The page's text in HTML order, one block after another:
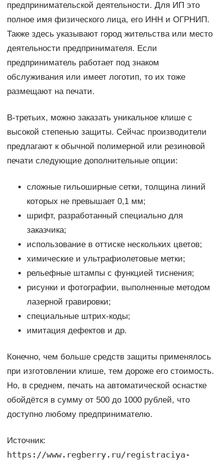
предпринимательской деятельности. Для ИП это
полное имя физического лица, его ИНН и ОГРНИП.
Также здесь указывают город жительства или место
деятельности предпринимателя. Если
предприниматель работает под знаком
обслуживания или имеет логотип, то их тоже
размещают на печати.
В-третьих, можно заказать уникальное клише с
высокой степенью защиты. Сейчас производители
предлагают к обычной полимерной или резиновой
печати следующие дополнительные опции:
сложные гильоширные сетки, толщина линий
которых не превышает 0,1 мм;
шрифт, разработанный специально для
заказчика;
использование в оттиске нескольких цветов;
химические и ультрафиолетовые метки;
рельефные штампы с функцией тиснения;
рисунки и фотографии, выполненные методом
лазерной гравировки;
специальные штрих-коды;
имитация дефектов и др.
Конечно, чем больше средств защиты применялось
при изготовлении клише, тем дороже его стоимость.
Но, в среднем, печать на автоматической оснастке
обойдётся в сумму от 500 до 1000 рублей, что
доступно любому предпринимателю.
Источник:
https://www.regberry.ru/registraciya-